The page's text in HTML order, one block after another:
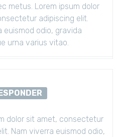
metus. Lorem ipsum dolor
adipiscing elit.
euismod odio, gravida
urna varius vitao.
dolor sit amet, consectetur
Nam viverra euismod odio,